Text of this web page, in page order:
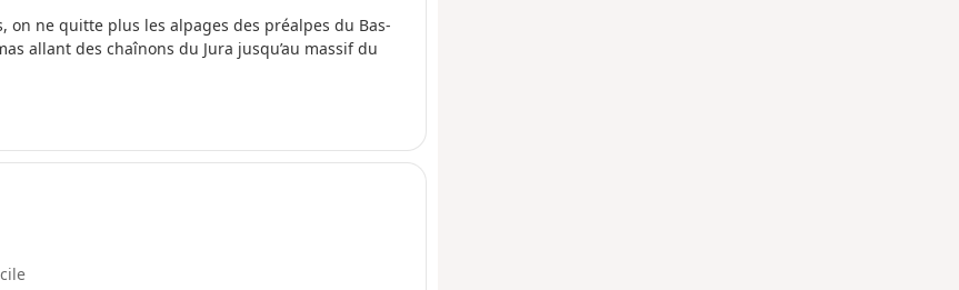
ne quitte plus les alpages des préalpes du Bas-
allant des chaînons du Jura jusqu’au massif du